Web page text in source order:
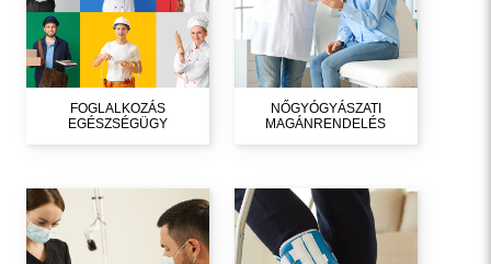
FOGLALKOZÁS
EGÉSZSÉGÜGY
NŐGYÓGYÁSZATI
MAGÁNRENDELÉS